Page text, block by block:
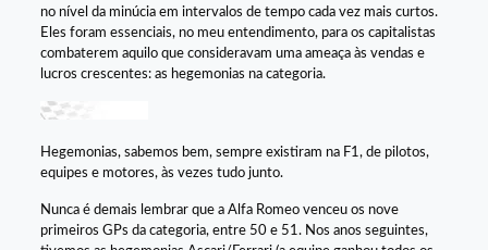
no nível da minúcia em intervalos de tempo cada vez mais curtos.
Eles foram essenciais, no meu entendimento, para os capitalistas
combaterem aquilo que consideravam uma ameaça às vendas e
lucros crescentes: as hegemonias na categoria.
Hegemonias, sabemos bem, sempre existiram na F1, de pilotos,
equipes e motores, às vezes tudo junto.
Nunca é demais lembrar que a Alfa Romeo venceu os nove
primeiros GPs da categoria, entre 50 e 51. Nos anos seguintes,